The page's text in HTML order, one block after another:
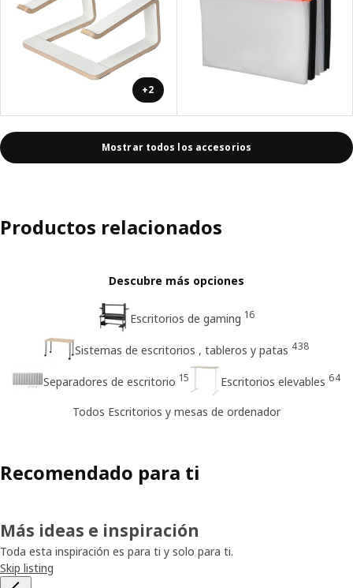
+2
Mostrar todos los accesorios
Productos relacionados
Descubre más opciones
Escritorios de gaming 16
Sistemas de escritorios , tableros y patas 438
Separadores de escritorio 15 Escritorios elevables 64
Todos Escritorios y mesas de ordenador
Recomendado para ti
Más ideas e inspiración
Toda esta inspiración es para ti y solo para ti.
Skip listing